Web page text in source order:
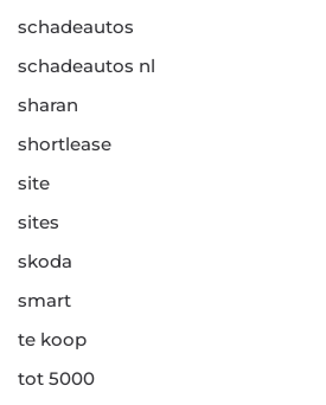
schadeautos
schadeautos nl
sharan
shortlease
site
sites
skoda
smart
te koop
tot 5000